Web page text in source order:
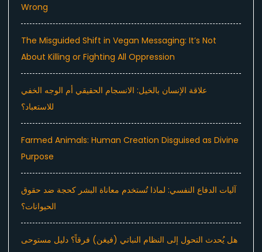
Wrong
The Misguided Shift in Vegan Messaging: It’s Not
About Killing or Fighting All Oppression
علاقة الإنسان بالخيل: الانسجام الحقيقي أم الوجه الخفي
للاستعباد؟
Farmed Animals: Human Creation Disguised as Divine
Purpose
آليات الدفاع النفسي: لماذا تُستخدم معاناة البشر كحجة ضد حقوق
الحيوانات؟
هل يُحدث التحول إلى النظام النباتي (فيغن) فرقاً؟ دليل مستوحى